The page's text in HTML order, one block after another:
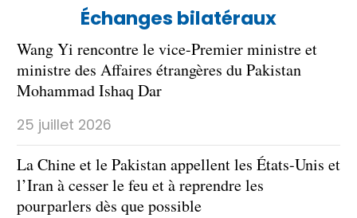
Échanges bilatéraux
Wang Yi rencontre le vice-Premier ministre et
ministre des Affaires étrangères du Pakistan
Mohammad Ishaq Dar
25 juillet 2026
La Chine et le Pakistan appellent les États-Unis et
l’Iran à cesser le feu et à reprendre les
pourparlers dès que possible